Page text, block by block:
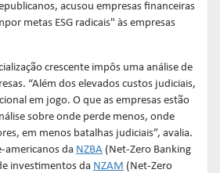
acusou empresas financeiras
metas ESG radicais" às empresas
crescente impôs uma análise de
“Além dos elevados custos judiciais,
em jogo. O que as empresas estão
sobre onde perde menos, onde
em menos batalhas judiciais”, avalia.
americanos da NZBA (Net-Zero Banking
investimentos da NZAM (Net-Zero